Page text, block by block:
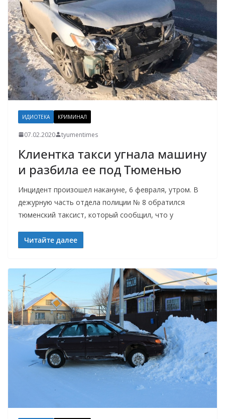
ИДИОТЕКА КРИМИНАЛ
07.02.2020 tyumentimes
Клиентка такси угнала машину
и разбила ее под Тюменью
Инцидент произошел накануне, 6 февраля, утром. В
дежурную часть отдела полиции № 8 обратился
тюменский таксист, который сообщил, что у
Читайте далее